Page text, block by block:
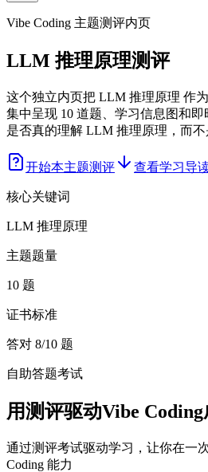
Vibe Coding 主题测评内页
LLM 推理原理测评
这个独立内页把 LLM 推理原理 作
集中呈现 10 道题、学习信息图和
是否真的理解 LLM 推理原理，而不
开始本主题测评 查看学习导
核心关键词
LLM 推理原理
主题题量
10 题
证书标准
答对 8/10 题
自助答题考试
用测评驱动Vibe Coding
通过测评考试驱动学习，让你在一
Coding 能力